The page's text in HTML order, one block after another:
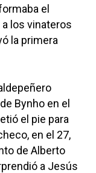
el
a los vinateros
la primera
Bynho en el
el pie para
en el 27,
de Alberto
a Jesús